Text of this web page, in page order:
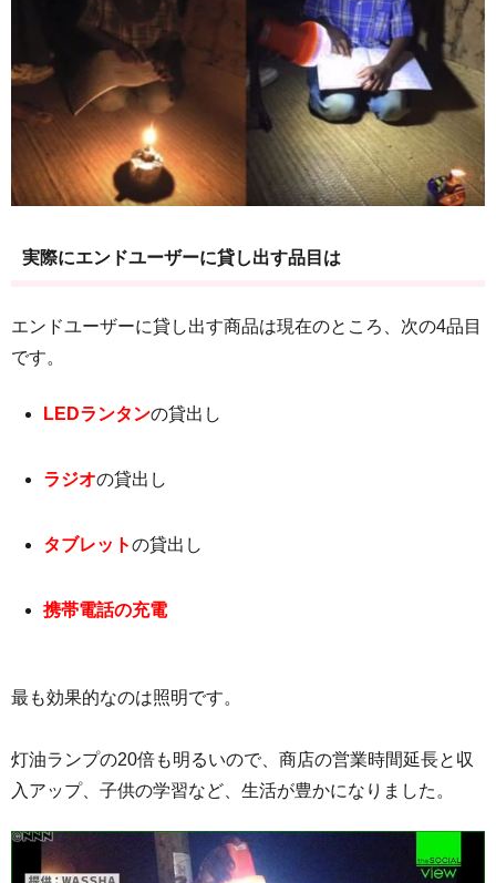
実際にエンドユーザーに貸し出す品目は
エンドユーザーに貸し出す商品は現在のところ、次の4品目
です。
LEDランタンの貸出し
ラジオの貸出し
タブレットの貸出し
携帯電話の充電
最も効果的なのは照明です。
灯油ランプの20倍も明るいので、商店の営業時間延長と収
入アップ、子供の学習など、生活が豊かになりました。